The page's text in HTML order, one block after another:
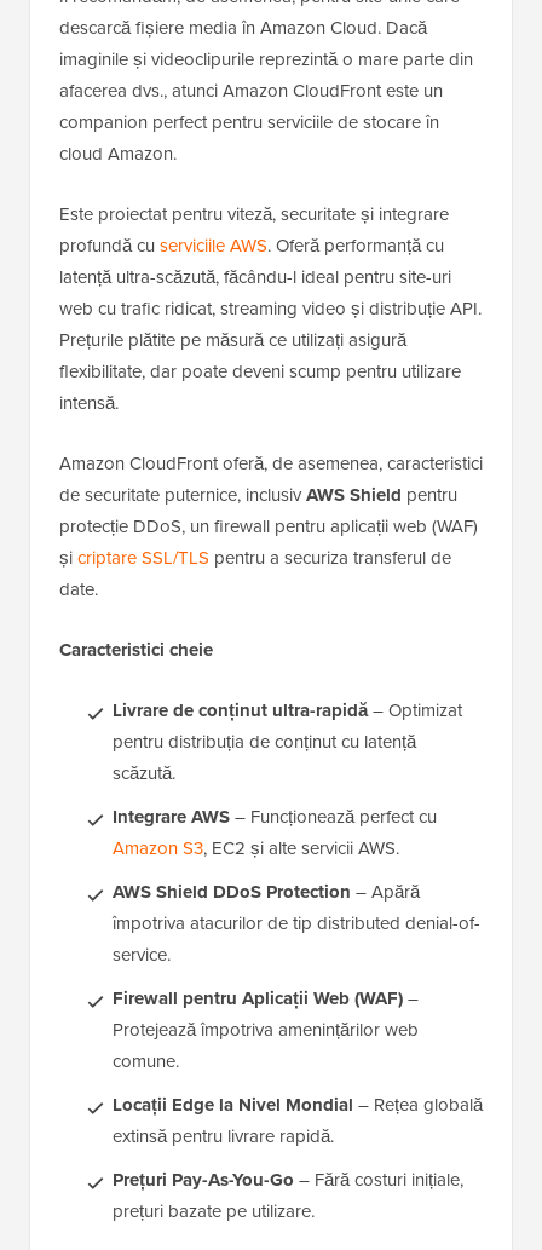
descarcă fișiere media în Amazon Cloud. Dacă
imaginile și videoclipurile reprezintă o mare parte din
afacerea dvs., atunci Amazon CloudFront este un
companion perfect pentru serviciile de stocare în
cloud Amazon.
Este proiectat pentru viteză, securitate și integrare
profundă cu serviciile AWS. Oferă performanță cu
latență ultra-scăzută, făcându-l ideal pentru site-uri
web cu trafic ridicat, streaming video și distribuție API.
Prețurile plătite pe măsură ce utilizați asigură
flexibilitate, dar poate deveni scump pentru utilizare
intensă.
Amazon CloudFront oferă, de asemenea, caracteristici
de securitate puternice, inclusivAWS Shield pentru
protecție DDoS, un firewall pentru aplicații web (WAF)
șicriptare SSL/TLS pentru a securiza transferul de
date.
Caracteristici cheie
Livrare de conținut ultra-rapidă– Optimizat
pentru distribuția de conținut cu latență
scăzută.
Integrare AWS– Funcționează perfect cu
Amazon S3, EC2 și alte servicii AWS.
AWS Shield DDoS Protection – Apără
împotriva atacurilor de tip distributed denial-of-
service.
Firewall pentru Aplicații Web (WAF)–
Protejează împotriva amenințărilor web
comune.
Locații Edge la Nivel Mondial – Rețea globală
extinsă pentru livrare rapidă.
Prețuri Pay-As-You-Go – Fără costuri inițiale,
prețuri bazate pe utilizare.